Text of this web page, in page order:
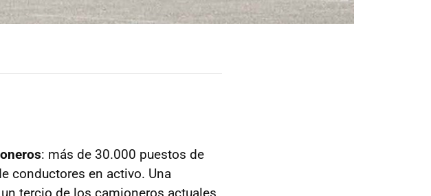
: más de 30.000 puestos de
conductores en activo. Una
tercio de los camioneros actuales